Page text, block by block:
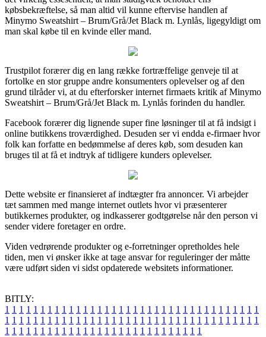
købsbekræftelse, så man altid vil kunne eftervise handlen af
Minymo Sweatshirt – Brum/Grå/Jet Black m. Lynlås, ligegyldigt om
man skal købe til en kvinde eller mand.
Trustpilot forærer dig en lang række fortræffelige genveje til at
fortolke en stor gruppe andre konsumenters oplevelser og af den
grund tilråder vi, at du efterforsker internet firmaets kritik af Minymo
Sweatshirt – Brum/Grå/Jet Black m. Lynlås forinden du handler.
Facebook forærer dig lignende super fine løsninger til at få indsigt i
online butikkens troværdighed. Desuden ser vi endda e-firmaer hvor
folk kan forfatte en bedømmelse af deres køb, som desuden kan
bruges til at få et indtryk af tidligere kunders oplevelser.
Dette website er finansieret af indtægter fra annoncer. Vi arbejder
tæt sammen med mange internet outlets hvor vi præsenterer
butikkernes produkter, og indkasserer godtgørelse når den person vi
sender videre foretager en ordre.
Viden vedrørende produkter og e-forretninger opretholdes hele
tiden, men vi ønsker ikke at tage ansvar for reguleringer der måtte
være udført siden vi sidst opdaterede websitets informationer.
BITLY:
1 1 1 1 1 1 1 1 1 1 1 1 1 1 1 1 1 1 1 1 1 1 1 1 1 1 1 1 1 1 1 1 1 1 1 1
1 1 1 1 1 1 1 1 1 1 1 1 1 1 1 1 1 1 1 1 1 1 1 1 1 1 1 1 1 1 1 1 1 1 1 1
1 1 1 1 1 1 1 1 1 1 1 1 1 1 1 1 1 1 1 1 1 1 1 1 1 1 1 1